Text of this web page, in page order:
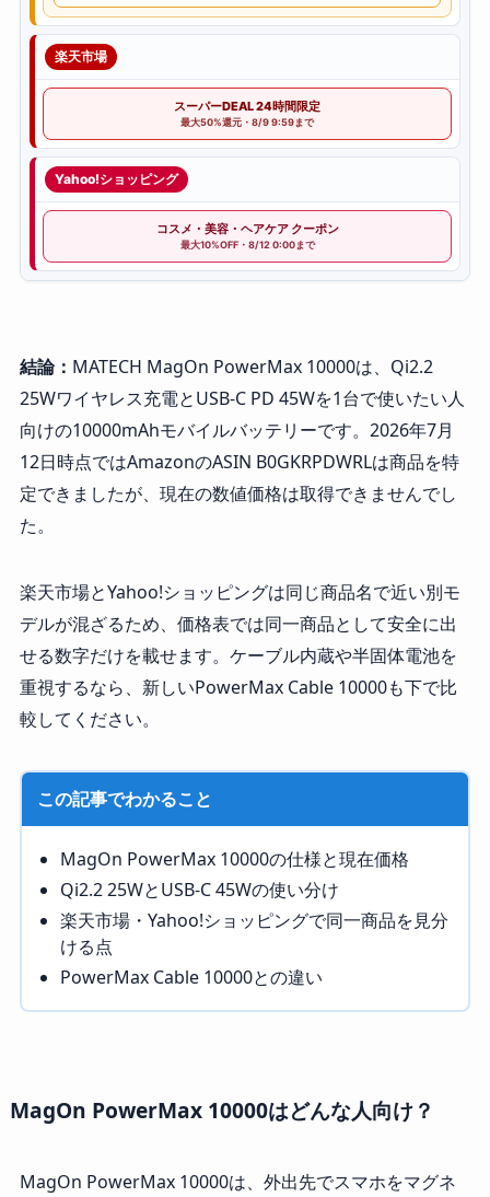
楽天市場
スーパーDEAL 24時間限定
最大50%還元・8/9 9:59まで
Yahoo!ショッピング
コスメ・美容・ヘアケア クーポン
最大10%OFF・8/12 0:00まで
結論： MATECH MagOn PowerMax 10000は、Qi2.2
25Wワイヤレス充電とUSB-C PD 45Wを1台で使いたい人
向けの10000mAhモバイルバッテリーです。2026年7月
12日時点ではAmazonのASIN B0GKRPDWRLは商品を特
定できましたが、現在の数値価格は取得できませんでし
た。
楽天市場とYahoo!ショッピングは同じ商品名で近い別モ
デルが混ざるため、価格表では同一商品として安全に出
せる数字だけを載せます。ケーブル内蔵や半固体電池を
重視するなら、新しいPowerMax Cable 10000も下で比
較してください。
この記事でわかること
MagOn PowerMax 10000の仕様と現在価格
Qi2.2 25WとUSB-C 45Wの使い分け
楽天市場・Yahoo!ショッピングで同一商品を見分
ける点
PowerMax Cable 10000との違い
MagOn PowerMax 10000はどんな人向け？
MagOn PowerMax 10000は、外出先でスマホをマグネ